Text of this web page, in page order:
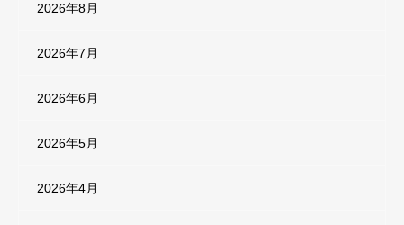
2026年8月
2026年7月
2026年6月
2026年5月
2026年4月